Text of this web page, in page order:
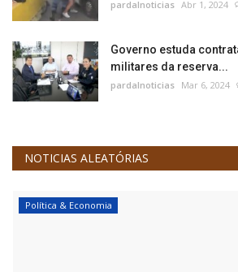
pardalnoticias Abr 1, 2024
Governo estuda
militares da reserva...
pardalnoticias Mar 6, 2024
NOTICIAS ALEATÓRIAS
Política & Economia